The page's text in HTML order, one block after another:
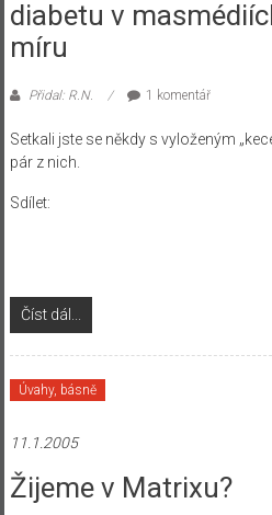
diabetu v
míru
Přidal: R.N. 1 komentář
Setkali jste se někdy s vyloženým
pár z nich.
Sdílet:
Číst dál...
Úvahy, básně
11.1.2005
Žijeme v Matrixu?